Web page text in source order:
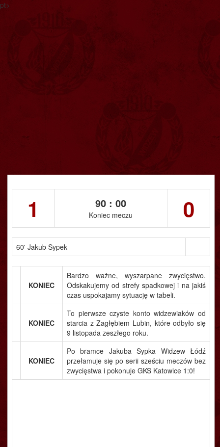
pt>
1 90 : 00
Koniec meczu 0
60' Jakub Sypek
KONIEC
Bardzo ważne, wyszarpane zwycięstwo.
Odskakujemy od strefy spadkowej i na jakiś
czas uspokajamy sytuację w tabeli.
KONIEC
To pierwsze czyste konto widzewiaków od
starcia z Zagłębiem Lubin, które odbyło się
9 listopada zeszłego roku.
KONIEC
Po bramce Jakuba Sypka Widzew Łódź
przełamuje się po serii sześciu meczów bez
zwycięstwa i pokonuje GKS Katowice 1:0!